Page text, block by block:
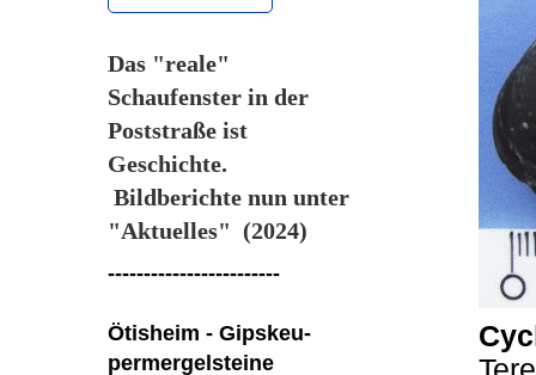
Das "reale"
Schaufenster in der
Poststraße ist
Geschichte.
Bildberichte nun unter
"Aktuelles" (2024)
------------------------
Ötisheim - Gipskeu-
permergelsteine